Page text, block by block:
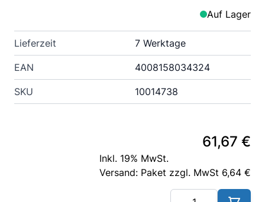
Auf Lager
Lieferzeit 7 Werktage
EAN 4008158034324
SKU 10014738
61,67 €
Inkl. 19% MwSt.
Versand: Paket zzgl. MwSt 6,64 €